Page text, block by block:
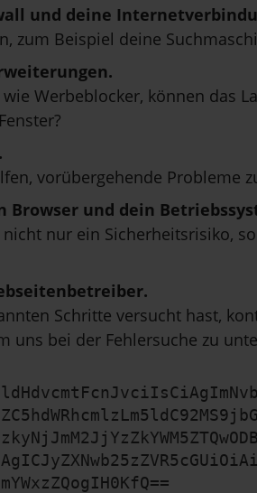
und deine
zum Beispiel deine
Werbeblocker, können das
vorübergehende Probleme
Browser und dein
nur ein Sicherheitsrisiko,
Schritte versucht hast,
uns bei der Fehlersuche zu